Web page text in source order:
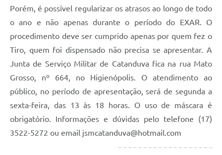
Porém, é possível regularizar os atrasos ao longo de todo
o ano e não apenas durante o período do EXAR. O
procedimento deve ser cumprido apenas por quem fez o
Tiro, quem foi dispensado não precisa se apresentar. A
Junta de Serviço Militar de Catanduva fica na rua Mato
Grosso, nº 664, no Higienópolis. O atendimento ao
público, no período de apresentação, será de segunda a
sexta-feira, das 13 às 18 horas. O uso de máscara é
obrigatório. Informações e dúvidas pelo telefone (17)
3522-5272 ou email jsmcatanduva@hotmail.com